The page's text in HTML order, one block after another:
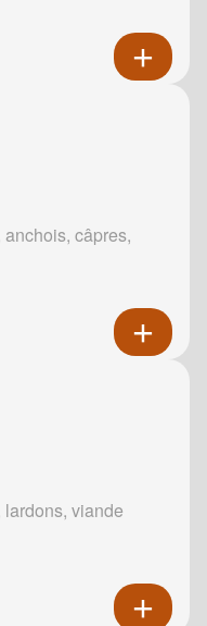
câpres,
viande